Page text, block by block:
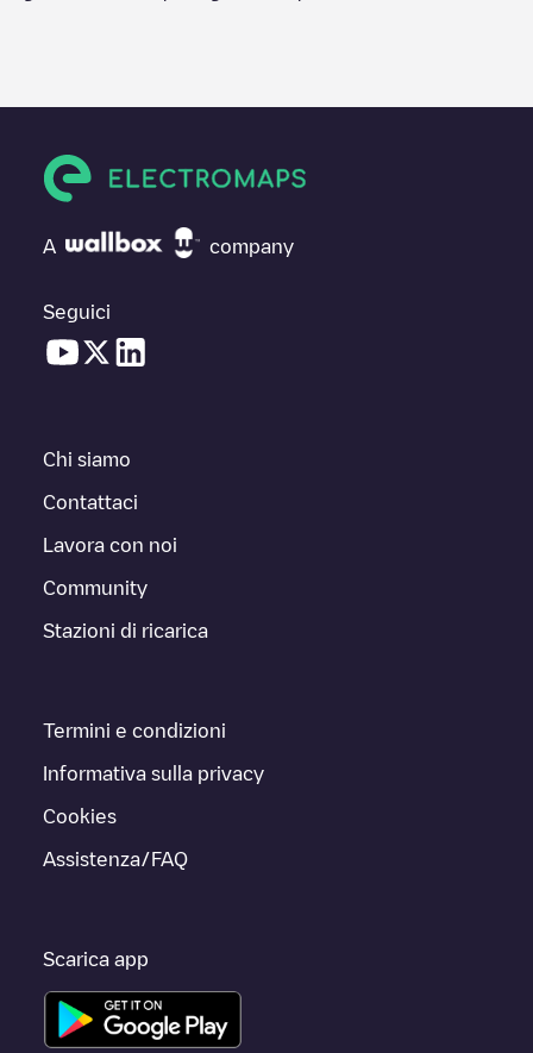
A company
Seguici
Chi siamo
Contattaci
Lavora con noi
Community
Stazioni di ricarica
Termini e condizioni
Informativa sulla privacy
Cookies
Assistenza/FAQ
Scarica app